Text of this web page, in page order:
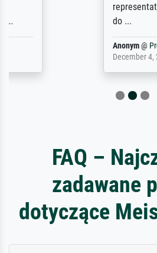
representation. They
ProvenExpert
FAQ –
zadawane
dotyczące